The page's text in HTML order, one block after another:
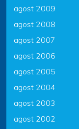
agost 2009
agost 2008
agost 2007
agost 2006
agost 2005
agost 2004
agost 2003
agost 2002